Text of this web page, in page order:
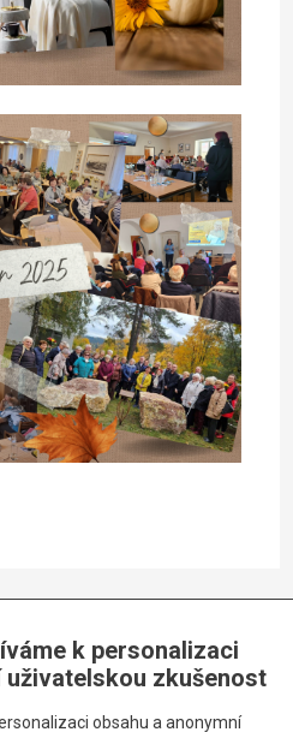
k personalizaci
uživatelskou zkušenost
obsahu a anonymní